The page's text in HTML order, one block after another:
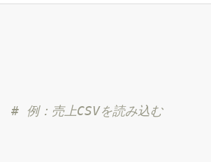
# 例：売上CSVを読み込む